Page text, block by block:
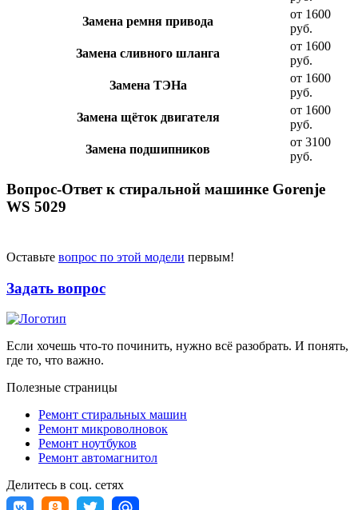
Замена ремня привода
от 1600
руб.
Замена сливного шланга
от 1600
руб.
Замена ТЭНа
от 1600
руб.
Замена щёток двигателя
от 1600
руб.
Замена подшипников
от 3100
руб.
Вопрос-Ответ к стиральной машинке Gorenje
WS 5029
Оставьте вопрос по этой модели первым!
Задать вопрос
Если хочешь что-то починить, нужно всё разобрать. И понять,
где то, что важно.
Полезные страницы
Ремонт стиральных машин
Ремонт микроволновок
Ремонт ноутбуков
Ремонт автомагнитол
Делитесь в соц. сетях